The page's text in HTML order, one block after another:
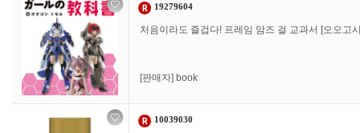
19279604
처음이라도 즐겁다! 프레임 암즈 걸 교과서 [오오고
[판매자] book
10039030